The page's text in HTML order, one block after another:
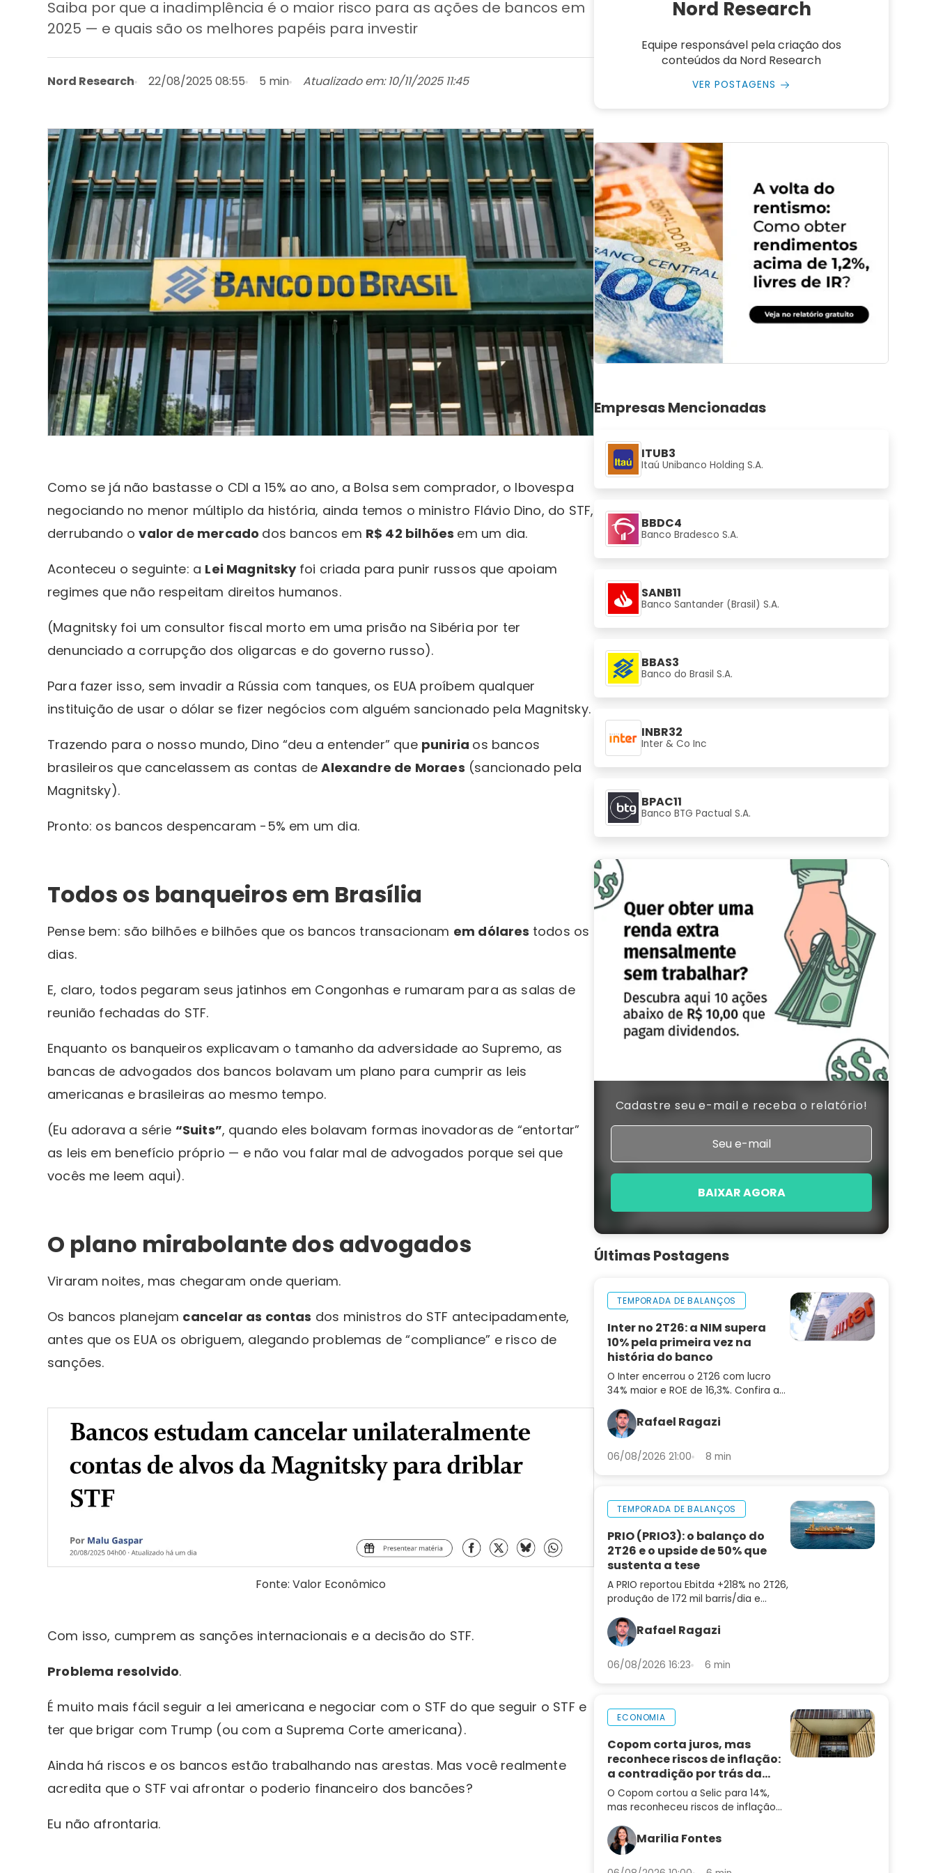
Saiba por que a inadimplência é o maior risco para as ações de bancos em
2025 — e quais são os melhores papéis para investir
Nord Research 22/08/2025 08:55 5 min Atualizado em: 10/11/2025 11:45
Como se já não bastasse o CDI a 15% ao ano, a Bolsa sem comprador, o Ibovespa
negociando no menor múltiplo da história, ainda temos o ministro Flávio Dino, do STF,
derrubando ovalor de mercado dos bancos em R$ 42 bilhões em um dia.
Aconteceu o seguinte: a Lei Magnitsky foi criada para punir russos que apoiam
regimes que não respeitam direitos humanos.
(Magnitsky foi um consultor fiscal morto em uma prisão na Sibéria por ter
denunciado a corrupção dos oligarcas e do governo russo).
Para fazer isso, sem invadir a Rússia com tanques, os EUA proíbem qualquer
instituição de usar o dólar se fizer negócios com alguém sancionado pela Magnitsky.
Trazendo para o nosso mundo, Dino “deu a entender” que puniria os bancos
brasileiros que cancelassem as contas deAlexandre de Moraes (sancionado pela
Magnitsky).
Pronto: os bancos despencaram -5% em um dia.
Todos os banqueiros em Brasília
Pense bem: são bilhões e bilhões que os bancos transacionam em dólares todos os
dias.
E, claro, todos pegaram seus jatinhos em Congonhas e rumaram para as salas de
reunião fechadas do STF.
Enquanto os banqueiros explicavam o tamanho da adversidade ao Supremo, as
bancas de advogados dos bancos bolavam um plano para cumprir as leis
americanas e brasileiras ao mesmo tempo.
(Eu adorava a série “Suits”, quando eles bolavam formas inovadoras de “entortar”
as leis em benefício próprio — e não vou falar mal de advogados porque sei que
vocês me leem aqui).
O plano mirabolante dos advogados
Viraram noites, mas chegaram onde queriam.
Os bancos planejam cancelar as contas dos ministros do STF antecipadamente,
antes que os EUA os obriguem, alegando problemas de “compliance” e risco de
sanções.
Fonte: Valor Econômico
Com isso, cumprem as sanções internacionais e a decisão do STF.
Problema resolvido.
É muito mais fácil seguir a lei americana e negociar com o STF do que seguir o STF e
ter que brigar com Trump (ou com a Suprema Corte americana).
Ainda há riscos e os bancos estão trabalhando nas arestas. Mas você realmente
acredita que o STF vai afrontar o poderio financeiro dos bancões?
Eu não afrontaria.
Nord Research
Equipe responsável pela criação dos
conteúdos da Nord Research
VER POSTAGENS
Empresas Mencionadas
ITUB3
Itaú Unibanco Holding S.A.
BBDC4
Banco Bradesco S.A.
SANB11
Banco Santander (Brasil) S.A.
BBAS3
Banco do Brasil S.A.
INBR32
Inter & Co Inc
BPAC11
Banco BTG Pactual S.A.
Cadastre seu e-mail e receba o relatório!
BAIXAR AGORA
Últimas Postagens
TEMPORADA DE BALANÇOS
Inter no 2T26: a NIM supera
10% pela primeira vez na
história do banco
O Inter encerrou o 2T26 com lucro
34% maior e ROE de 16,3%. Confira a
para INBR32Rafael Ragazi
06/08/2026 21:00 8 min
TEMPORADA DE BALANÇOS
PRIO (PRIO3): o balanço do
2T26 e o upside de 50% que
sustenta a tese
A PRIO reportou Ebitda +218% no 2T26,
produção de 172 mil barris/dia e
análise do balanço e as perspectivas
para PRIO3
Rafael Ragazi
06/08/2026 16:23 6 min
ECONOMIA
Copom corta juros, mas
reconhece riscos de inflação:
a contradição por trás da
decisão
O Copom cortou a Selic para 14%,
mas reconheceu riscos de inflação
por que ainda não é hora de
aumentar risco
Marilia Fontes